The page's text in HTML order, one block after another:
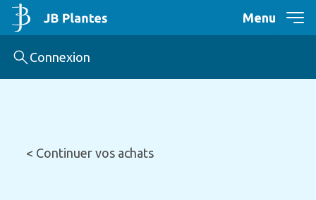
Menu
Connexion
< Continuer vos achats